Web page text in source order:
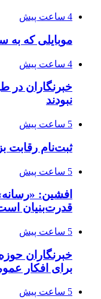
4 ساعت پیش
موبایلی که
4 ساعت پیش
خبرنگاران در
نبودند
5 ساعت پیش
ثبت‌نام رقابت بزرگ
5 ساعت پیش
افشین:
قدرت‌بنیان
5 ساعت پیش
خبرنگاران
برای افکار
5 ساعت پیش